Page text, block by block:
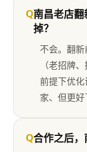
Q南昌老店
掉？
不会。翻
（老招牌
前提下优
家、但更好
Q合作之后，